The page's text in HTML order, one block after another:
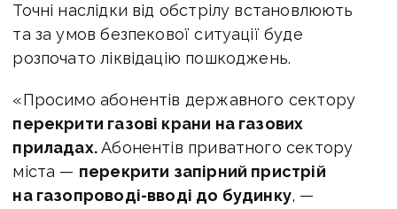
Точні наслідки від обстрілу встановлюють
та за умов безпекової ситуації буде
розпочато ліквідацію пошкоджень.
«Просимо абонентів державного сектору
перекрити газові крани на газових
приладах.Абонентів приватного сектору
міста — перекрити запірний пристрій
на газопроводі-вводі до будинку, —